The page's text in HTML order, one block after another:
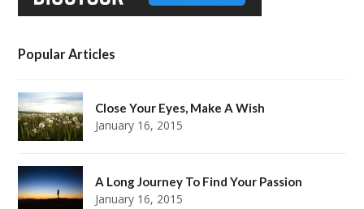
Popular Articles
Close Your Eyes, Make A Wish
January 16, 2015
A Long Journey To Find Your Passion
January 16, 2015